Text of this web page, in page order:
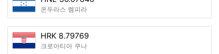
온두라스 렘피라
HRK 8.79769
크로아티아 쿠나